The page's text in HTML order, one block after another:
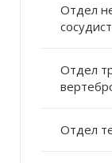
Отдел
Отдел
Отдел